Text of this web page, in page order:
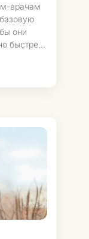
врачам
они
быстрее,